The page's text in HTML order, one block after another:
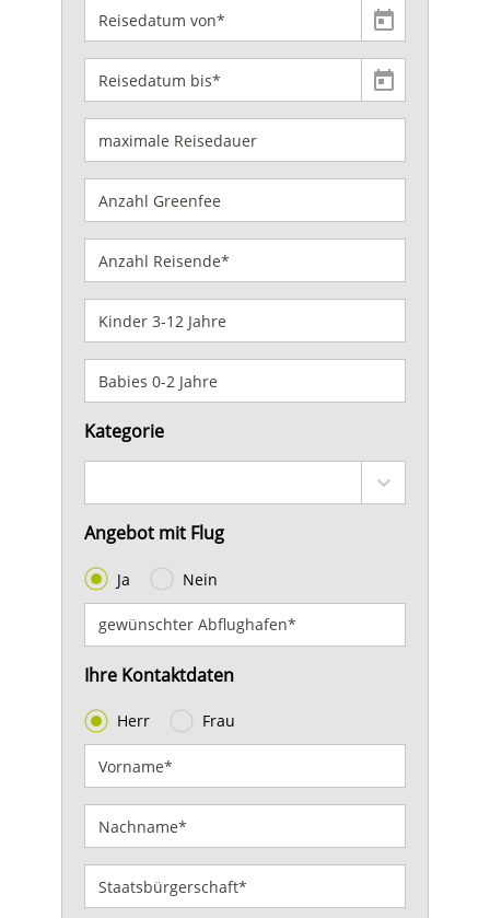
Kategorie
Angebot mit Flug
Ja Nein
Ihre Kontaktdaten
Herr Frau